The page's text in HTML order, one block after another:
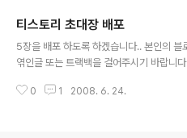
티스토리 초대장 배포
5장을 배포 하도록 하겠습니다.. 본인의 블
엮인글 또는 트랙백을 걸어주시기 바랍니
설목적 : 이메일주소 :
0 1 2008. 6. 24.